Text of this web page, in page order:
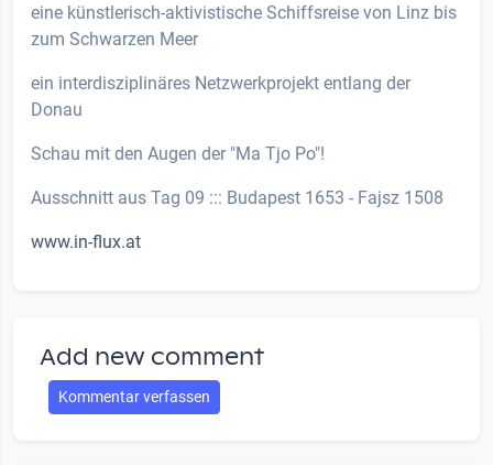
eine künstlerisch-aktivistische Schiffsreise von Linz bis
zum Schwarzen Meer
ein interdisziplinäres Netzwerkprojekt entlang der
Donau
Schau mit den Augen der "Ma Tjo Po"!
Ausschnitt aus Tag 09 ::: Budapest 1653 - Fajsz 1508
www.in-flux.at
Add new comment
Kommentar verfassen